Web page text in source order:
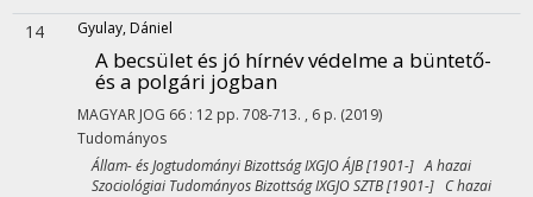
14 Gyulay, Dániel
A becsület és jó hírnév védelme a büntető-
és a polgári jogban
MAGYAR JOG 66 : 12 pp. 708-713. , 6 p. (2019)
Tudományos
Állam- és Jogtudományi Bizottság IXGJO ÁJB [1901-] A hazai
Szociológiai Tudományos Bizottság IXGJO SZTB [1901-] C hazai